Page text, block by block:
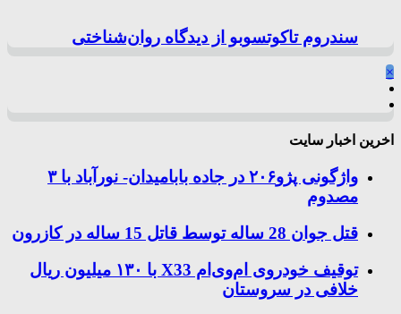
سندروم تاکوتسوبو از دیدگاه روان‌شناختی
×
اخرین اخبار سایت
واژگونی پژو۲۰۶ در جاده بابامیدان- نورآباد با ۳
مصدوم
قتل جوان 28 ساله توسط قاتل 15 ساله در کازرون
توقیف خودروی ام‌وی‌ام X33 با ۱۳۰ میلیون ریال
خلافی در سروستان